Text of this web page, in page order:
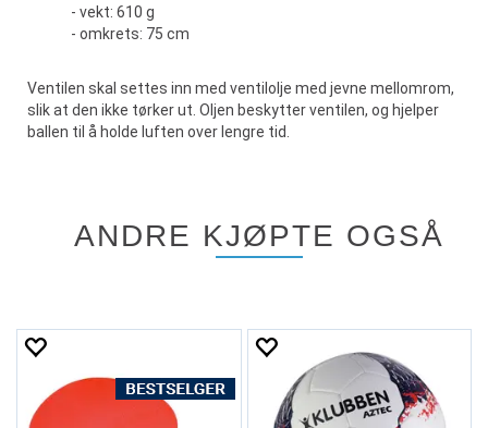
- vekt: 610 g
- omkrets: 75 cm
Ventilen skal settes inn med ventilolje med jevne mellomrom,
slik at den ikke tørker ut. Oljen beskytter ventilen, og hjelper
ballen til å holde luften over lengre tid.
ANDRE KJØPTE OGSÅ